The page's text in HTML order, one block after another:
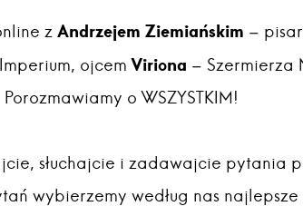
z Andrzejem Ziemiańskim –
ojcemViriona – Szermierza
Porozmawiamy o WSZYSTKIM!
słuchajcie i zadawajcie pytania
wybierzemy według nas